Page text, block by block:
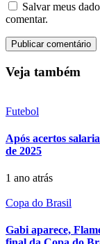
Salvar meus
comentar.
Veja também
Futebol
Após acertos
de 2025
1 ano atrás
Copa do Brasil
Gabi aparece,